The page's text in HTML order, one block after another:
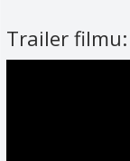
Trailer filmu: